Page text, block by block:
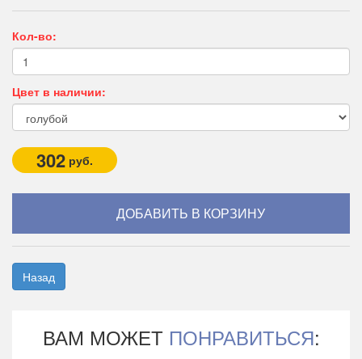
Кол-во:
Цвет в наличии:
302 руб.
Назад
ВАМ МОЖЕТ ПОНРАВИТЬСЯ: